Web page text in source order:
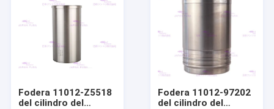
Fodera 11012-Z5518
del cilindro del
Fodera 11012-97202
del cilindro del